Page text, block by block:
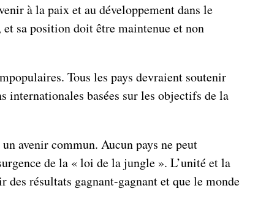
à la paix et au développement dans le
sa position doit être maintenue et non
Tous les pays devraient soutenir
internationales basées sur les objectifs de la
avenir commun. Aucun pays ne peut
de la « loi de la jungle ». L’unité et la
résultats gagnant-gagnant et que le monde